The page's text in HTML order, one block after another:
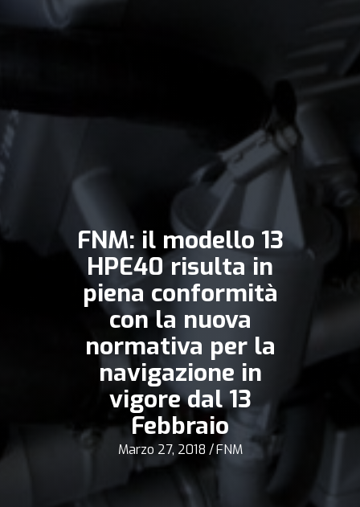
FNM: il modello 13
HPE40 risulta in
piena conformità
con la nuova
normativa per la
navigazione in
vigore dal 13
Febbraio
Marzo 27, 2018 /FNM